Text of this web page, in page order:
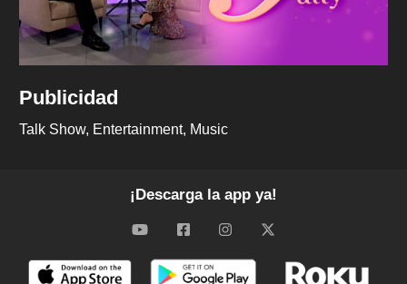
Publicidad
Talk Show Entertainment Music
¡Descarga la app ya!